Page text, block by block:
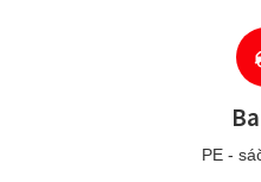
PE -